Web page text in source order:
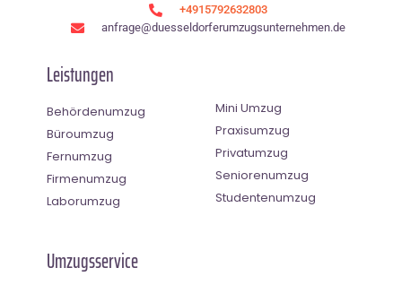
+4915792632803
anfrage@duesseldorferumzugsunternehmen.de
Leistungen
Behördenumzug
Büroumzug
Fernumzug
Firmenumzug
Laborumzug
Mini Umzug
Praxisumzug
Privatumzug
Seniorenumzug
Studentenumzug
Umzugsservice